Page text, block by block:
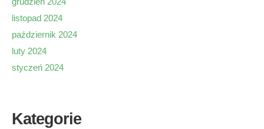
listopad 2024
październik 2024
luty 2024
styczeń 2024
Kategorie